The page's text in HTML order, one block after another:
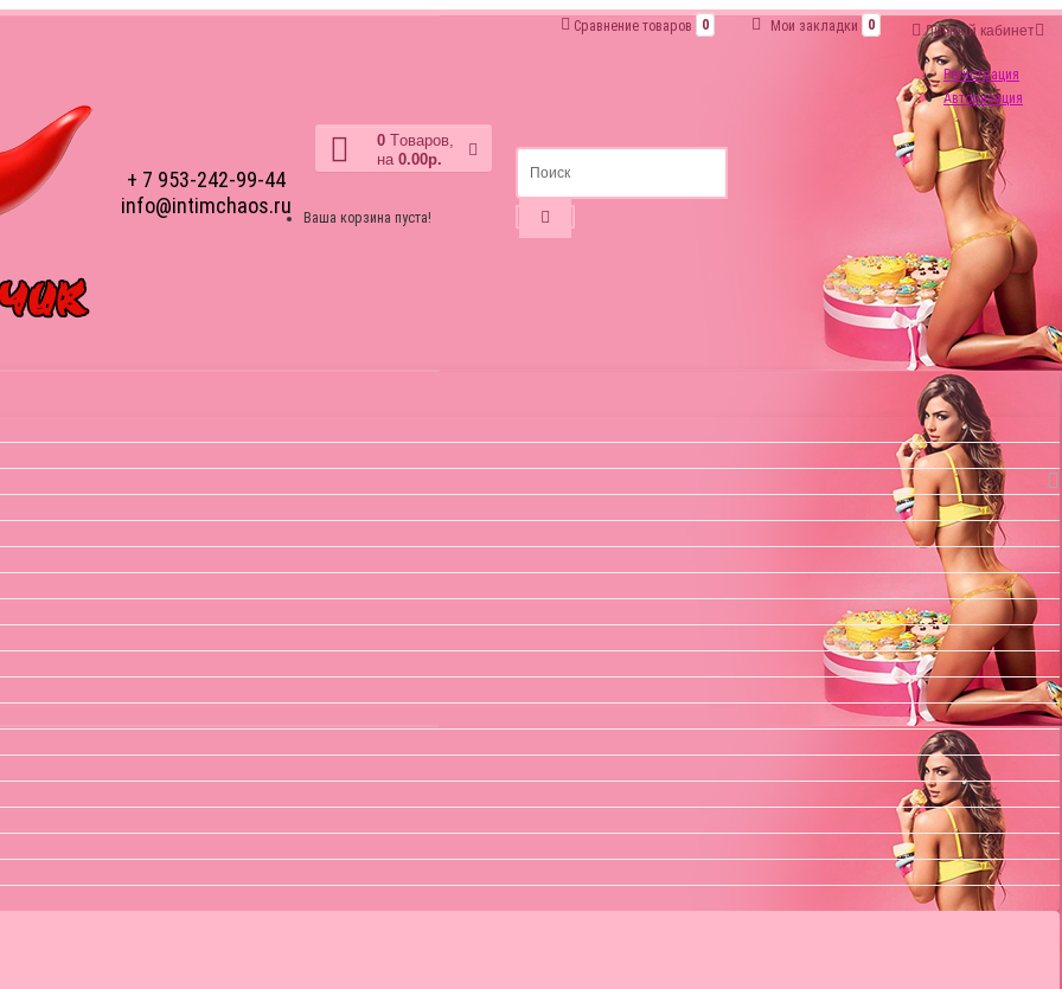
Личный кабинет
Регистрация
Авторизация
Мои закладки 0
Сравнение товаров 0
+ 7 953-242-99-44
info@intimchaos.ru
0 Tоваров,
на 0.00р.
Ваша корзина пуста!